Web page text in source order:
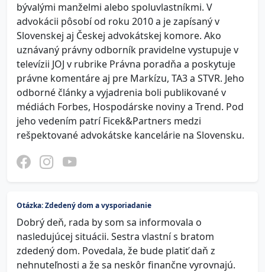
bývalými manželmi alebo spoluvlastníkmi. V
advokácii pôsobí od roku 2010 a je zapísaný v
Slovenskej aj Českej advokátskej komore. Ako
uznávaný právny odborník pravidelne vystupuje v
televízii JOJ v rubrike Právna poradňa a poskytuje
právne komentáre aj pre Markízu, TA3 a STVR. Jeho
odborné články a vyjadrenia boli publikované v
médiách Forbes, Hospodárske noviny a Trend. Pod
jeho vedením patrí Ficek&Partners medzi
rešpektované advokátske kancelárie na Slovensku.
Otázka: Zdedený dom a vysporiadanie
Dobrý deň, rada by som sa informovala o
nasledujúcej situácii. Sestra vlastní s bratom
zdedený dom. Povedala, že bude platiť daň z
nehnuteľnosti a že sa neskôr finančne vyrovnajú.